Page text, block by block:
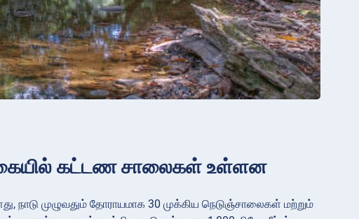
கட்டண சாலைகள் உள்ளன
முழுவதும் தோராயமாக 30 முக்கிய நெடுஞ்சாலைகள் மற்றும்